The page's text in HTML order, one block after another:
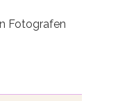
Fotografen